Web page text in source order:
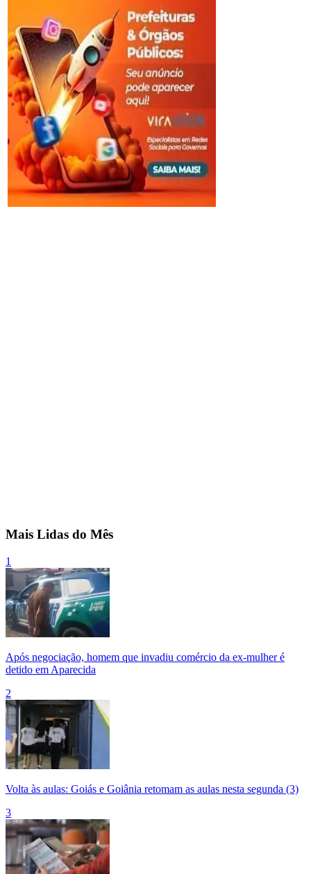
Mais Lidas do Mês
1
Após negociação, homem que invadiu comércio da ex-mulher é
detido em Aparecida
2
Volta às aulas: Goiás e Goiânia retomam as aulas nesta segunda (3)
3